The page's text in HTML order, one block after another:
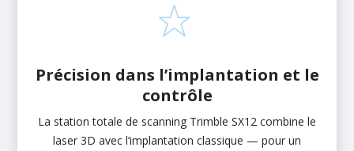
Précision dans l’implantation et le
contrôle
La station totale de scanning Trimble SX12 combine le
laser 3D avec l’implantation classique — pour un